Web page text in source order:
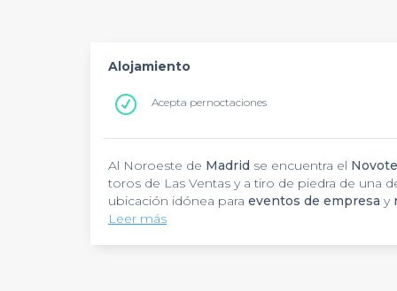
Alojamiento
Acepta pernoctaciones
Al Noroeste de Madrid se encuentra el
toros de Las Ventas y a tiro de piedra de una
ubicación idónea para eventos de empresa y
establecimiento con vehículo resulta cómodo
Leer más